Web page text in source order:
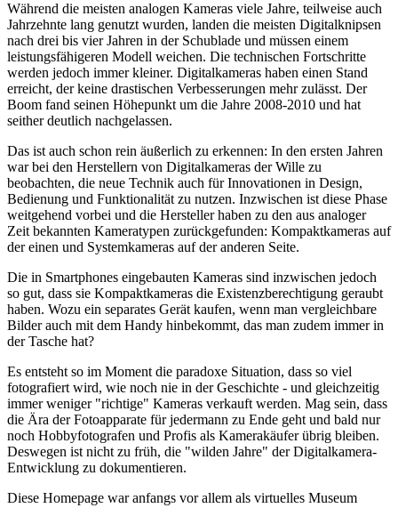
Während die meisten analogen Kameras viele Jahre, teilweise auch
Jahrzehnte lang genutzt wurden, landen die meisten Digitalknipsen
nach drei bis vier Jahren in der Schublade und müssen einem
leistungsfähigeren Modell weichen. Die technischen Fortschritte
werden jedoch immer kleiner. Digitalkameras haben einen Stand
erreicht, der keine drastischen Verbesserungen mehr zulässt. Der
Boom fand seinen Höhepunkt um die Jahre 2008-2010 und hat
seither deutlich nachgelassen.
Das ist auch schon rein äußerlich zu erkennen: In den ersten Jahren
war bei den Herstellern von Digitalkameras der Wille zu
beobachten, die neue Technik auch für Innovationen in Design,
Bedienung und Funktionalität zu nutzen. Inzwischen ist diese Phase
weitgehend vorbei und die Hersteller haben zu den aus analoger
Zeit bekannten Kameratypen zurückgefunden: Kompaktkameras auf
der einen und Systemkameras auf der anderen Seite.
Die in Smartphones eingebauten Kameras sind inzwischen jedoch
so gut, dass sie Kompaktkameras die Existenzberechtigung geraubt
haben. Wozu ein separates Gerät kaufen, wenn man vergleichbare
Bilder auch mit dem Handy hinbekommt, das man zudem immer in
der Tasche hat?
Es entsteht so im Moment die paradoxe Situation, dass so viel
fotografiert wird, wie noch nie in der Geschichte - und gleichzeitig
immer weniger "richtige" Kameras verkauft werden. Mag sein, dass
die Ära der Fotoapparate für jedermann zu Ende geht und bald nur
noch Hobbyfotografen und Profis als Kamerakäufer übrig bleiben.
Deswegen ist nicht zu früh, die "wilden Jahre" der Digitalkamera-
Entwicklung zu dokumentieren.
Diese Homepage war anfangs vor allem als virtuelles Museum